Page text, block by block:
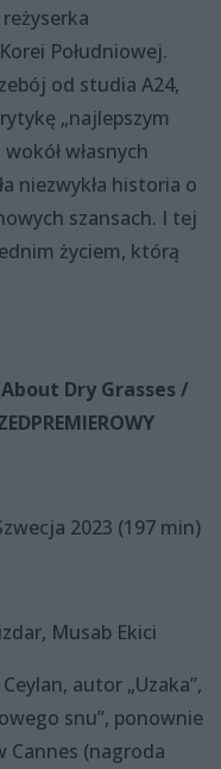
Południowej.
od studia A24,
„najlepszym
własnych
niezwykła historia o
szansach. I tej
życiem, którą
Dry Grasses /
2023 (197 min)
Musab Ekici
autor „Uzaka”,
snu”, ponownie
Cannes (nagroda